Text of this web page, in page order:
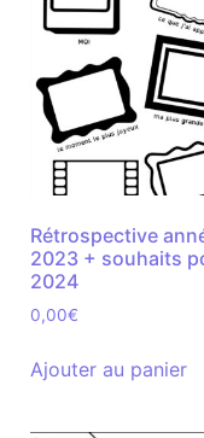
Rétrospective
2023 + souhaits
2024
0,00€
Ajouter au panier